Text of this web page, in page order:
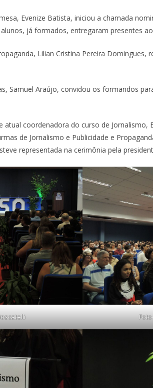
Evenize Batista, iniciou a chamada
já formados, entregaram presentes
Lilian Cristina Pereira
Samuel Araújo, convidou os formandos
atual coordenadora do curso de
de Jornalismo e Publicidade e
representada na cerimônia pela